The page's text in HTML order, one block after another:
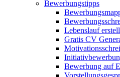
Bewerbungstipps
Lebenslauf
Gratis CV
Bewerbung auf